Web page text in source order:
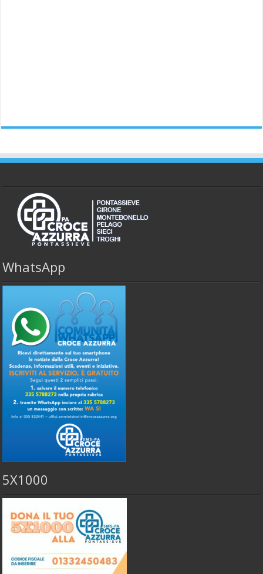
WhatsApp
5X1000